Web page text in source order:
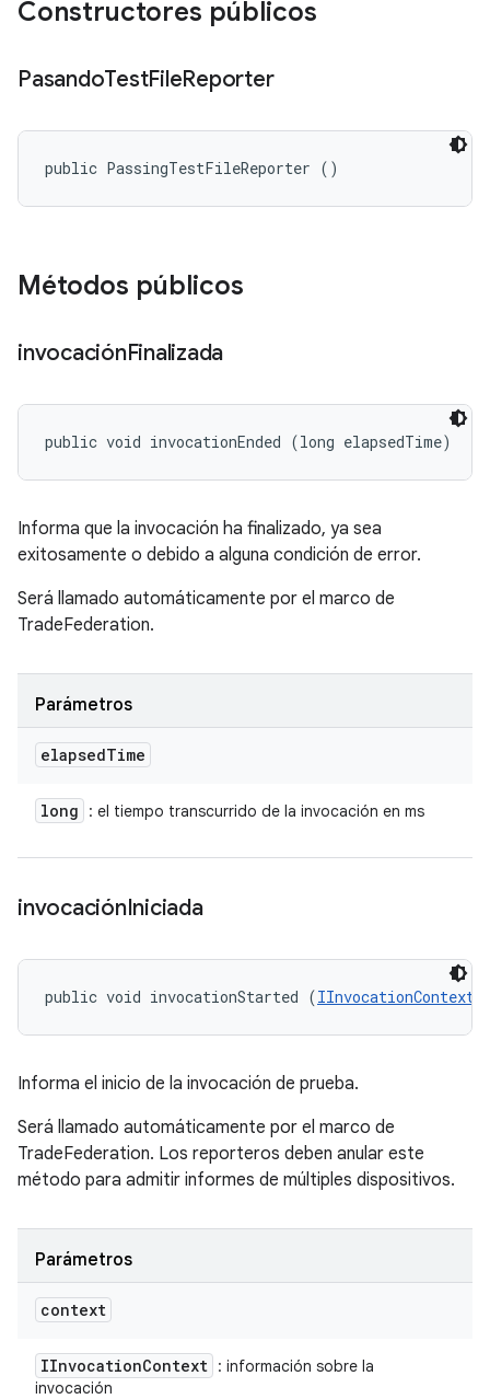
Constructores públicos
PasandoTestFileReporter
public PassingTestFileReporter ()
Métodos públicos
invocaciónFinalizada
public void invocationEnded (long elapsedTime)
Informa que la invocación ha finalizado, ya sea
exitosamente o debido a alguna condición de error.
Será llamado automáticamente por el marco de
TradeFederation.
Parámetros
elapsedTime
long : el tiempo transcurrido de la invocación en ms
invocaciónIniciada
public void invocationStarted (IInvocationContext
Informa el inicio de la invocación de prueba.
Será llamado automáticamente por el marco de
TradeFederation. Los reporteros deben anular este
método para admitir informes de múltiples dispositivos.
Parámetros
context
IInvocationContext : información sobre la
invocación